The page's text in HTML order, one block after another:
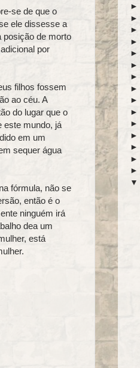
se de que o
ele dissesse a
posição de morto
por
filhos fossem
ao céu. A
do lugar que o
este mundo, já
em um
sequer água
fórmula, não se
então é o
ninguém irá
dea um
está
►
►
►
►
►
►
►
►
►
►
►
►
►
►
►
▼